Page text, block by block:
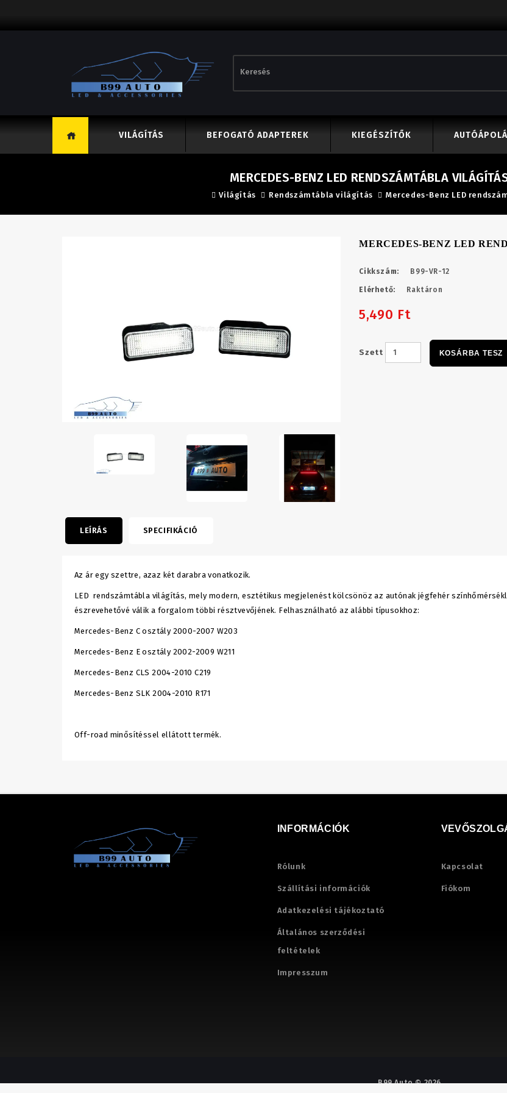
VILÁGÍTÁS BEFOGATÓ ADAPTEREK KIEGÉSZÍTŐK
MERCEDES-BENZ LED RENDSZÁMTÁBLA
Világítás Rendszámtábla világítás Mercedes-Benz LED
MERCEDES-BENZ LED
Cikkszám: B99-VR-12
Elérhető: Raktáron
5,490 Ft
Szett KOSÁRBA TESZ
LEÍRÁS SPECIFIKÁCIÓ
Az ár egy szettre, azaz két darabra vonatkozik.
LED rendszámtábla világítás, mely modern, esztétikus megjelenést kölcsönöz az autónak jégfehér
észrevehetővé válik a forgalom többi résztvevőjének. Felhasználható az alábbi típusokhoz:
Mercedes-Benz C osztály 2000-2007 W203
Mercedes-Benz E osztály 2002-2009 W211
Mercedes-Benz CLS 2004-2010 C219
Mercedes-Benz SLK 2004-2010 R171
Off-road minősítéssel ellátott termék.
INFORMÁCIÓK
Rólunk
Szállítási információk
Adatkezelési tájékoztató
Általános szerződési
feltételek
Impresszum
Kapcsolat
Fiókom
B99 Auto © 2026